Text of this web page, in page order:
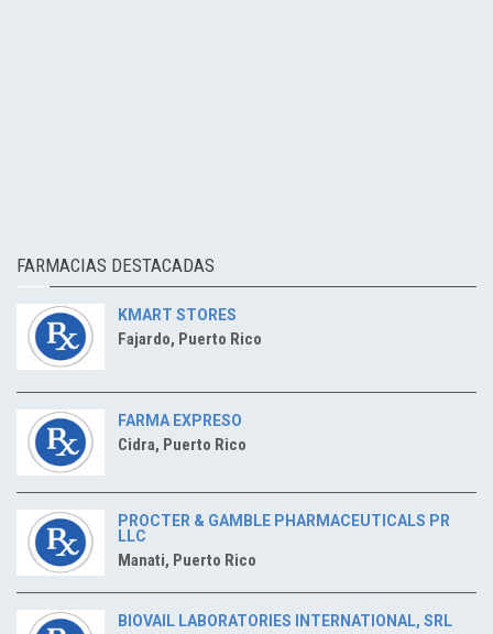
FARMACIAS DESTACADAS
KMART STORES
Fajardo, Puerto Rico
FARMA EXPRESO
Cidra, Puerto Rico
PROCTER & GAMBLE PHARMACEUTICALS PR
LLC
Manati, Puerto Rico
BIOVAIL LABORATORIES INTERNATIONAL, SRL